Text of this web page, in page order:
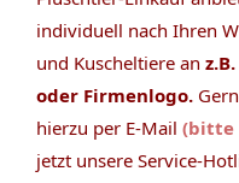
individuell nach Ihren
und Kuscheltiere an
oder Firmenlogo.
hierzu per E-Mail (bitte
jetzt unsere Service-